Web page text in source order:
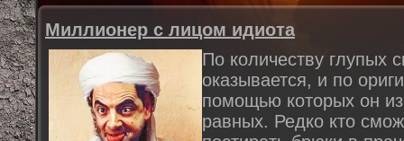
Миллионер с лицом идиота
По количеству глупых
оказывается, и по
помощью которых он
равных. Редко кто